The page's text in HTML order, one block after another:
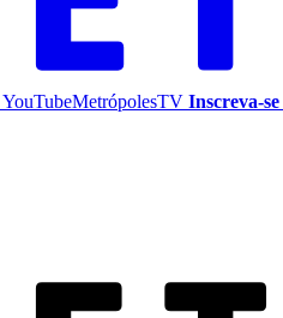
YouTubeMetrópolesTV Inscreva-se